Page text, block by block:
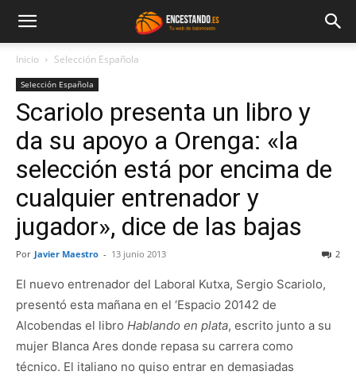
Inicio Selección Española
Selección Española
Scariolo presenta un libro y
da su apoyo a Orenga: «la
selección está por encima de
cualquier entrenador y
jugador», dice de las bajas
Por Javier Maestro - 13 junio 2013 2
El nuevo entrenador del Laboral Kutxa, Sergio Scariolo,
presentó esta mañana en el ‘Espacio 20142 de
Alcobendas el libro Hablando en plata, escrito junto a su
mujer Blanca Ares donde repasa su carrera como
técnico. El italiano no quiso entrar en demasiadas